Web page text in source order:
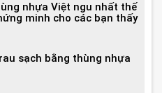
nhựa Việt ngu nhất thế
minh cho các bạn thấy
sạch bằng thùng nhựa